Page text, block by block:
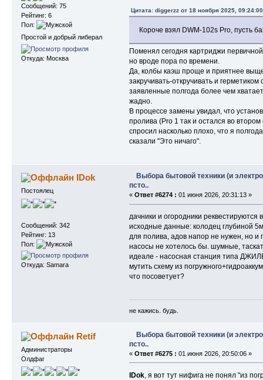
Сообщений: 75
Рейтинг: 6
Пол:
Простой и добрый либерал
Откуда: Москва
Цитата: diggerzz от 18 ноября 2025, 09:24:00
Короче взял DWM-102s Pro, пусть
Поменял сегодня картриджи
но вроде пора по времени.
Да, колбы каэш проще и приятнее
закручивать-откручивать и
заявленные полгода более чем
жадно.
В процессе замены увидал, что
пролива (Pro 1 так и остался во
спросил насколько плохо, что я
сказали "Это ничаго".
IDok
Постоялец
Сообщений: 342
Рейтинг: 13
Пол:
Откуда: Samara
Выбора бытовой техники (и
псто..
« Ответ #6274 : 01 июня 2026, 20:31:13 »
дачники и огородники
исходные данные: колодец глубиной
для полива, адов напор не нужен, но и
насосы не хотелось бы. шумные,
идеале - насосная станция типа
мутить схему из
что посоветует?
не кажись. будь.
Retif
Администраторы
Олдфаг
Выбора бытовой техники (и
псто..
« Ответ #6275 : 01 июня 2026, 20:50:06 »
IDok, я вот тут нифига не понял "из